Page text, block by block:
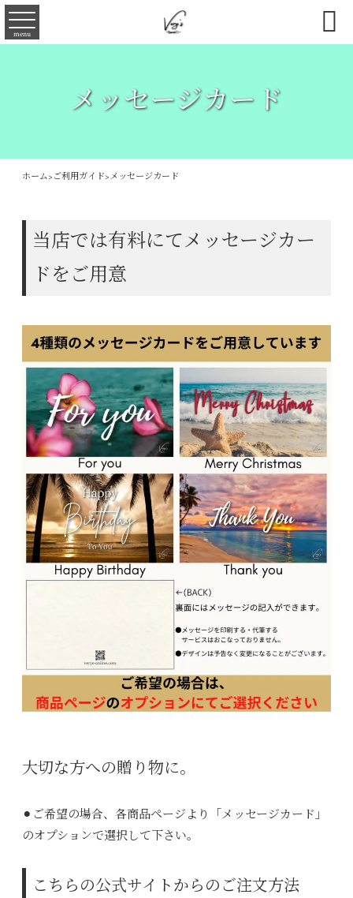
menu 
メッセージカード
ホーム> ご利用ガイド>メッセージカード
当店では有料にてメッセージカー
ドをご用意
大切な方への贈り物に。
⚫︎ご希望の場合、各商品ページより「メッセージカード」
のオプションで選択して下さい。
こちらの公式サイトからのご注文方法